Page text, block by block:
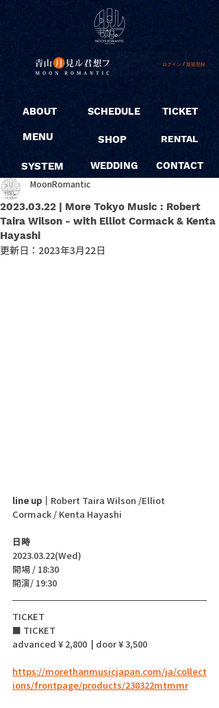
ログイン / 新規登録
ABOUT
MENU
SYSTEM
SCHEDULE
SHOP
WEDDING
TICKET
RENTAL
CONTACT
2023.03.22 | More Tokyo Music : Robert
Taira Wilson - with Elliot Cormack & Kenta
Hayashi
MoonRomantic
更新日： 2023年3月22日
line up｜ Robert Taira Wilson /Elliot
Cormack / Kenta Hayashi
日時
2023.03.22(Wed)
開場 / 18:30
開演/ 19:30
TICKET
■ TICKET
advanced ¥ 2,800  | door ¥ 3,500
https://morethanmusicjapan.com/ja/collect
ions/frontpage/products/230322mtmmr